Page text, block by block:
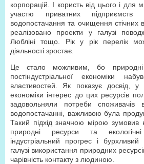
корпорацій. І користь від цього і для
участю приватних підприємств
водопостачання та очищення стічних
реалізовано проекти у галузі
Любліні тощо. Рік у рік перелік
діяльності зростає.
Це стало можливим, бо
постіндустріальної економіки
властивостей. Як показує досвід, у
економіки інтерес до цих ресурсів
задовольняли потреби споживачів в
водопостачанні, важливою була
Такий підхід значною мірою зумовив
природні ресурси та
індустріальний прогрес і
галузі використання природних
чарівність контакту з людиною.